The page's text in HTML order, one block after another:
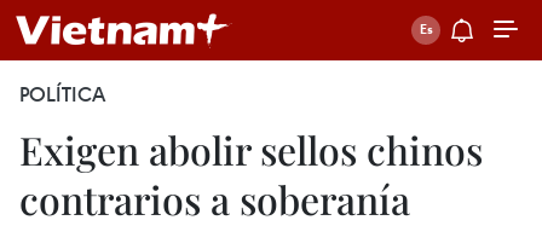
POLÍTICA
Exigen abolir sellos chinos
contrarios a soberanía